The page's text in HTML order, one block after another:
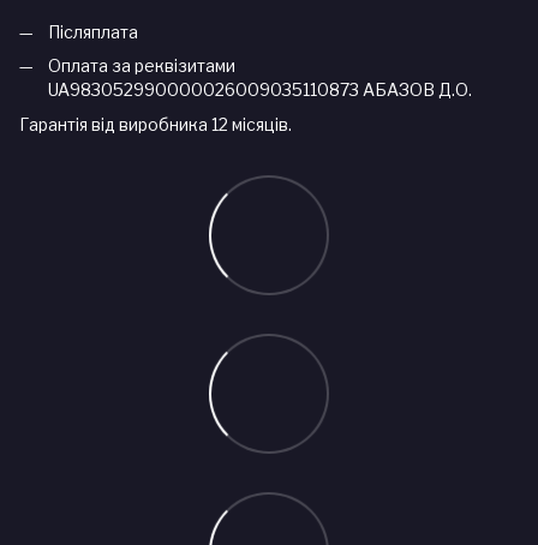
Післяплата
Оплата за реквізитами
UA983052990000026009035110873 АБАЗОВ Д.О.
Гарантія від виробника 12 місяців.